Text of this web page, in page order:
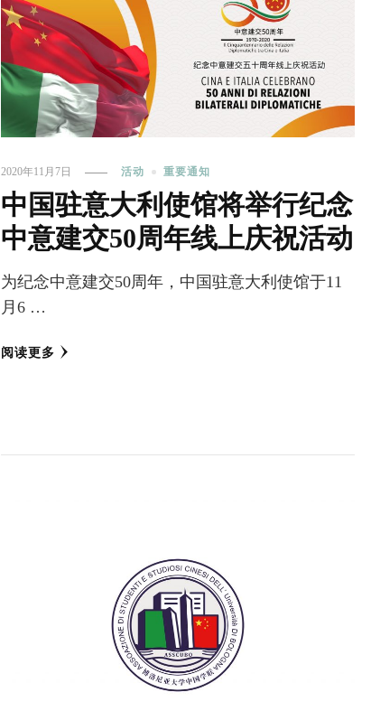
2020年11月7日 活动 重要通知
中国驻意大利使馆将举行纪念
中意建交50周年线上庆祝活动
为纪念中意建交50周年，中国驻意大利使馆于11
月6 …
阅读更多